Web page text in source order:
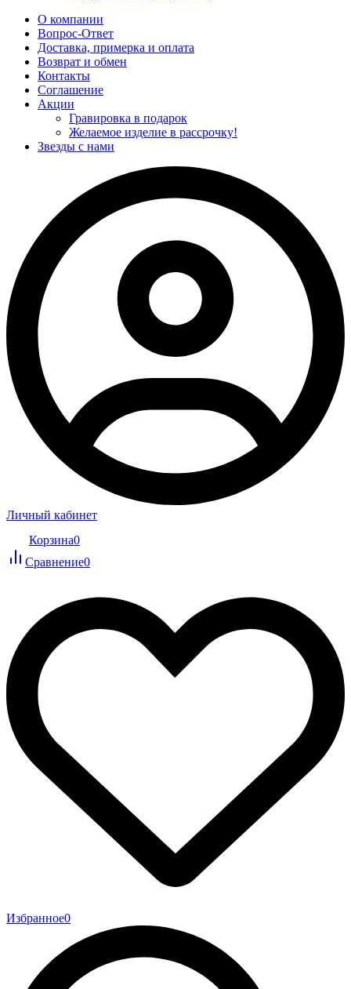
О компании
Вопрос-Ответ
Доставка, примерка и оплата
Возврат и обмен
Контакты
Соглашение
Акции
Гравировка в подарок
Желаемое изделие в рассрочку!
Звезды с нами
Личный кабинет
Корзина0
Сравнение0
Избранное0